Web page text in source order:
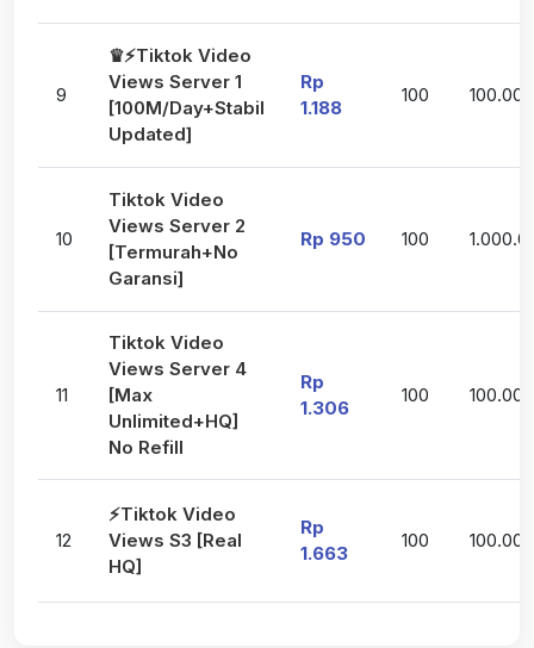
9
♛⚡Tiktok Video
Views Server 1
[100M/Day+Stabil
Updated]
Rp
1.188
100
10
Tiktok Video
Views Server 2
[Termurah+No
Garansi]
Rp 950 100
11
Tiktok Video
Views Server 4
[Max
Unlimited+HQ]
No Refill
Rp
1.306
100
12
⚡Tiktok Video
Views S3 [Real
HQ]
Rp
1.663
100